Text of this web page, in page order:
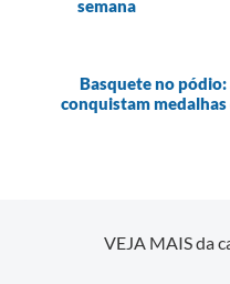
semana
Basquete no
conquistam
VEJA MAIS da